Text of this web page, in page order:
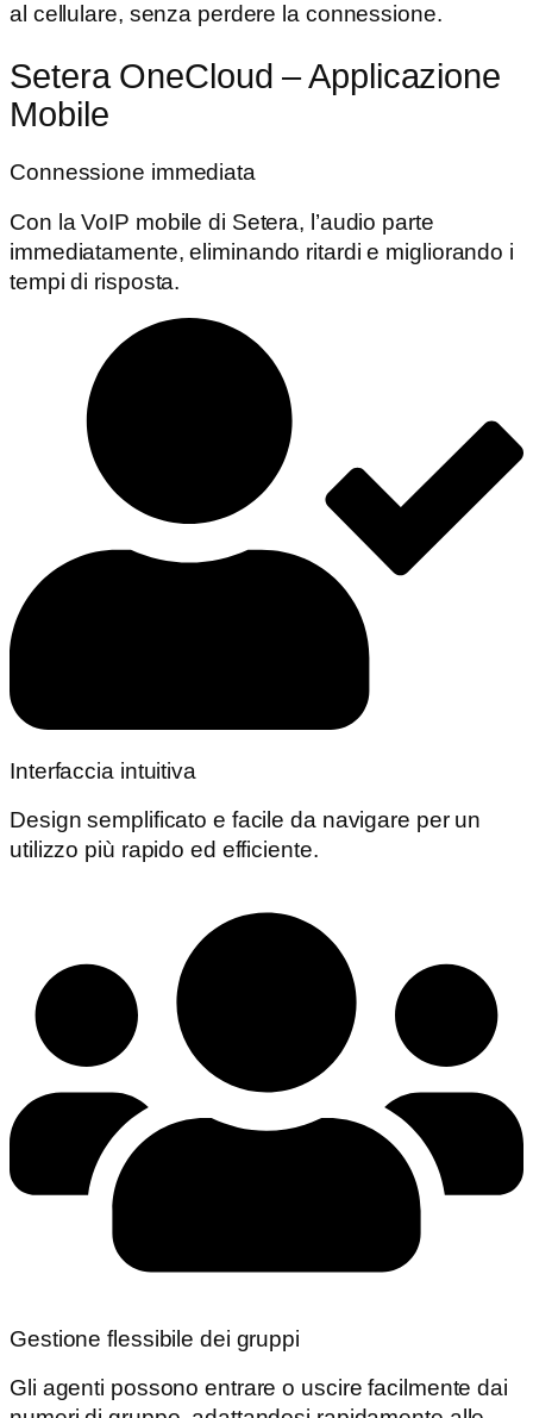
al cellulare, senza perdere la connessione.
Setera OneCloud – Applicazione
Mobile
Connessione immediata
Con la VoIP mobile di Setera, l’audio parte
immediatamente, eliminando ritardi e migliorando i
tempi di risposta.
Interfaccia intuitiva
Design semplificato e facile da navigare per un
utilizzo più rapido ed efficiente.
Gestione flessibile dei gruppi
Gli agenti possono entrare o uscire facilmente dai